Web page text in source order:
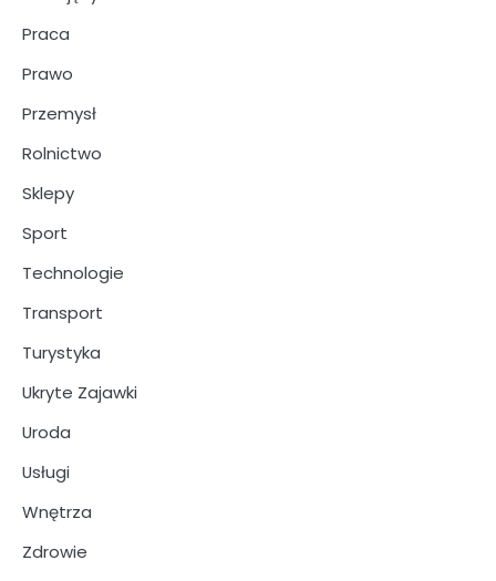
Praca
Prawo
Przemysł
Rolnictwo
Sklepy
Sport
Technologie
Transport
Turystyka
Ukryte Zajawki
Uroda
Usługi
Wnętrza
Zdrowie